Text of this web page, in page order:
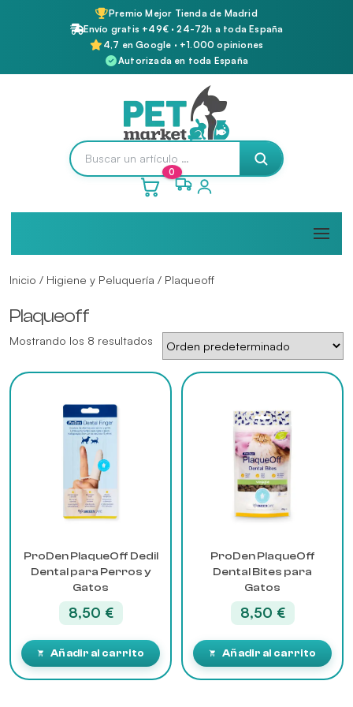
Premio Mejor Tienda de Madrid
Envío gratis +49€ · 24-72h a toda España
4,7 en Google · +1.000 opiniones
Autorizada en toda España
0
Inicio / Higiene y Peluquería / Plaqueoff
Plaqueoff
Mostrando los 8 resultados
ProDen PlaqueOff Dedil
Dental para Perros y
Gatos
8,50 €
Añadir al carrito
ProDen PlaqueOff
Dental Bites para
Gatos
8,50 €
Añadir al carrito